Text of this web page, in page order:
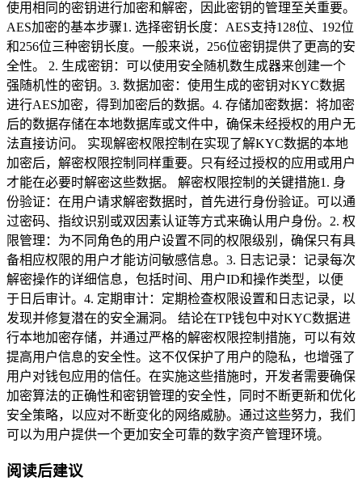
使用相同的密钥进行加密和解密，因此密钥的管理至关重要。
AES加密的基本步骤1. 选择密钥长度：AES支持128位、192位
和256位三种密钥长度。一般来说，256位密钥提供了更高的安
全性。 2. 生成密钥：可以使用安全随机数生成器来创建一个
强随机性的密钥。3. 数据加密：使用生成的密钥对KYC数据
进行AES加密，得到加密后的数据。4. 存储加密数据：将加密
后的数据存储在本地数据库或文件中，确保未经授权的用户无
法直接访问。 实现解密权限控制在实现了解KYC数据的本地
加密后，解密权限控制同样重要。只有经过授权的应用或用户
才能在必要时解密这些数据。 解密权限控制的关键措施1. 身
份验证：在用户请求解密数据时，首先进行身份验证。可以通
过密码、指纹识别或双因素认证等方式来确认用户身份。2. 权
限管理：为不同角色的用户设置不同的权限级别，确保只有具
备相应权限的用户才能访问敏感信息。3. 日志记录：记录每次
解密操作的详细信息，包括时间、用户ID和操作类型，以便
于日后审计。4. 定期审计：定期检查权限设置和日志记录，以
发现并修复潜在的安全漏洞。 结论在TP钱包中对KYC数据进
行本地加密存储，并通过严格的解密权限控制措施，可以有效
提高用户信息的安全性。这不仅保护了用户的隐私，也增强了
用户对钱包应用的信任。在实施这些措施时，开发者需要确保
加密算法的正确性和密钥管理的安全性，同时不断更新和优化
安全策略，以应对不断变化的网络威胁。通过这些努力，我们
可以为用户提供一个更加安全可靠的数字资产管理环境。
阅读后建议